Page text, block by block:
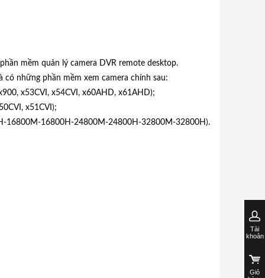
mềm quản lý camera DVR remote desktop.
có những phần mềm xem camera chính sau:
x53CVI, x54CVI, x60AHD, x61AHD);
x51CVI);
16800M-16800H-24800M-24800H-32800M-32800H).
Tài
khoản
Giỏ